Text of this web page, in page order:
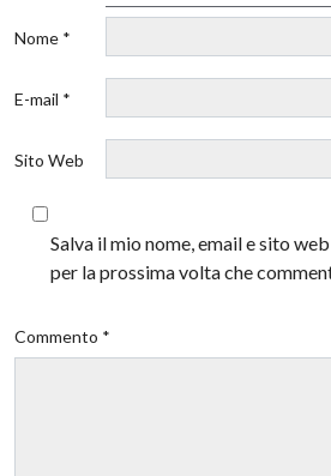
Nome *
E-mail *
Sito Web
Salva il mio nome, email e sito
per la prossima volta che
Commento *